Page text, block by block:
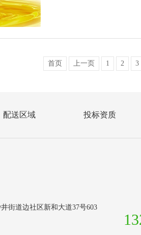
首页 上一页 1 2 3
配送区域 投标资质
街道边社区新和大道37号603